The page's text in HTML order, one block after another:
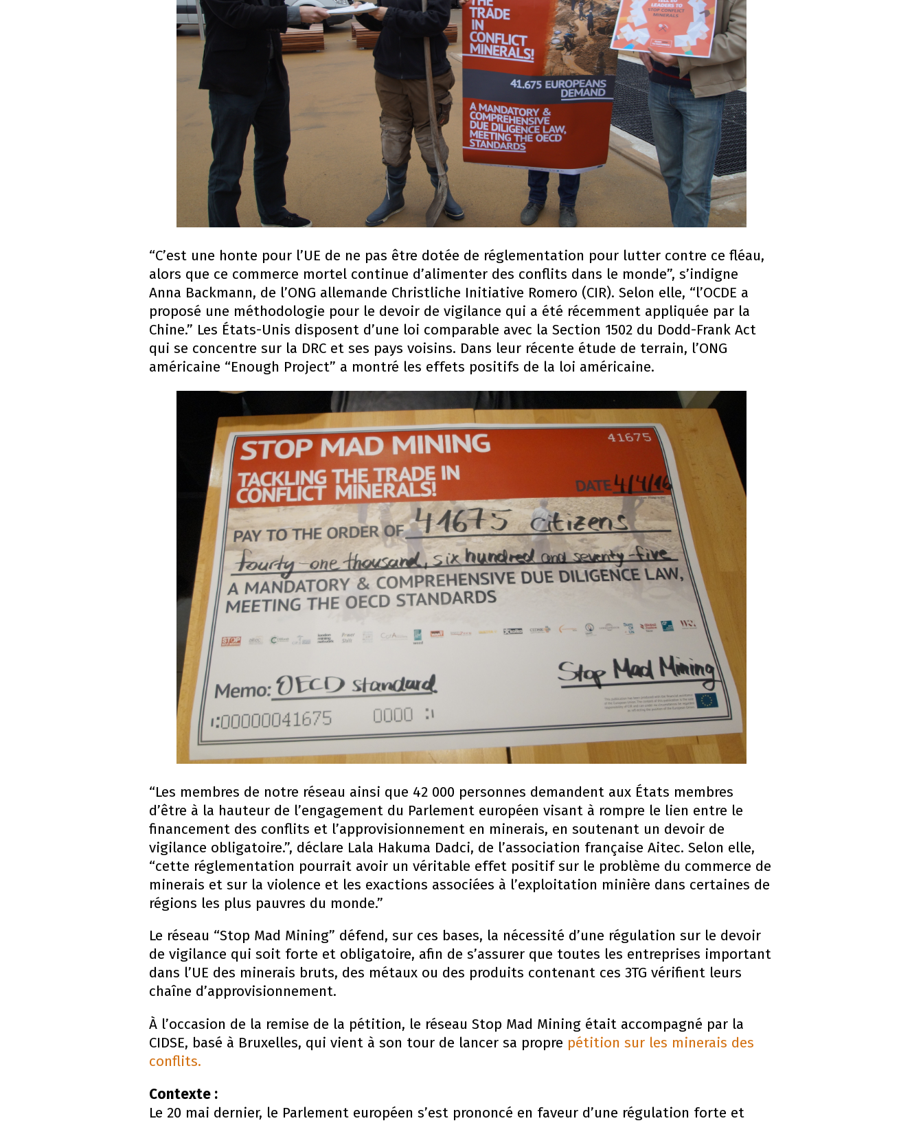
“C’est une honte pour l’UE de ne pas être dotée de réglementation pour lutter contre ce fléau,
alors que ce commerce mortel continue d’alimenter des conflits dans le monde”, s’indigne
Anna Backmann, de l’ONG allemande Christliche Initiative Romero (CIR). Selon elle, “l’OCDE a
proposé une méthodologie pour le devoir de vigilance qui a été récemment appliquée par la
Chine.” Les États-Unis disposent d’une loi comparable avec la Section 1502 du Dodd-Frank Act
qui se concentre sur la DRC et ses pays voisins. Dans leur récente étude de terrain, l’ONG
américaine “Enough Project” a montré les effets positifs de la loi américaine.
“Les membres de notre réseau ainsi que 42 000 personnes demandent aux États membres
d’être à la hauteur de l’engagement du Parlement européen visant à rompre le lien entre le
financement des conflits et l’approvisionnement en minerais, en soutenant un devoir de
vigilance obligatoire.”, déclare Lala Hakuma Dadci, de l’association française Aitec. Selon elle,
“cette réglementation pourrait avoir un véritable effet positif sur le problème du commerce de
minerais et sur la violence et les exactions associées à l’exploitation minière dans certaines de
régions les plus pauvres du monde.”
Le réseau “Stop Mad Mining” défend, sur ces bases, la nécessité d’une régulation sur le devoir
de vigilance qui soit forte et obligatoire, afin de s’assurer que toutes les entreprises important
dans l’UE des minerais bruts, des métaux ou des produits contenant ces 3TG vérifient leurs
chaîne d’approvisionnement.
À l’occasion de la remise de la pétition, le réseau Stop Mad Mining était accompagné par la
CIDSE, basé à Bruxelles, qui vient à son tour de lancer sa propre pétition sur les minerais des
conflits.
Contexte :
Le 20 mai dernier, le Parlement européen s’est prononcé en faveur d’une régulation forte et